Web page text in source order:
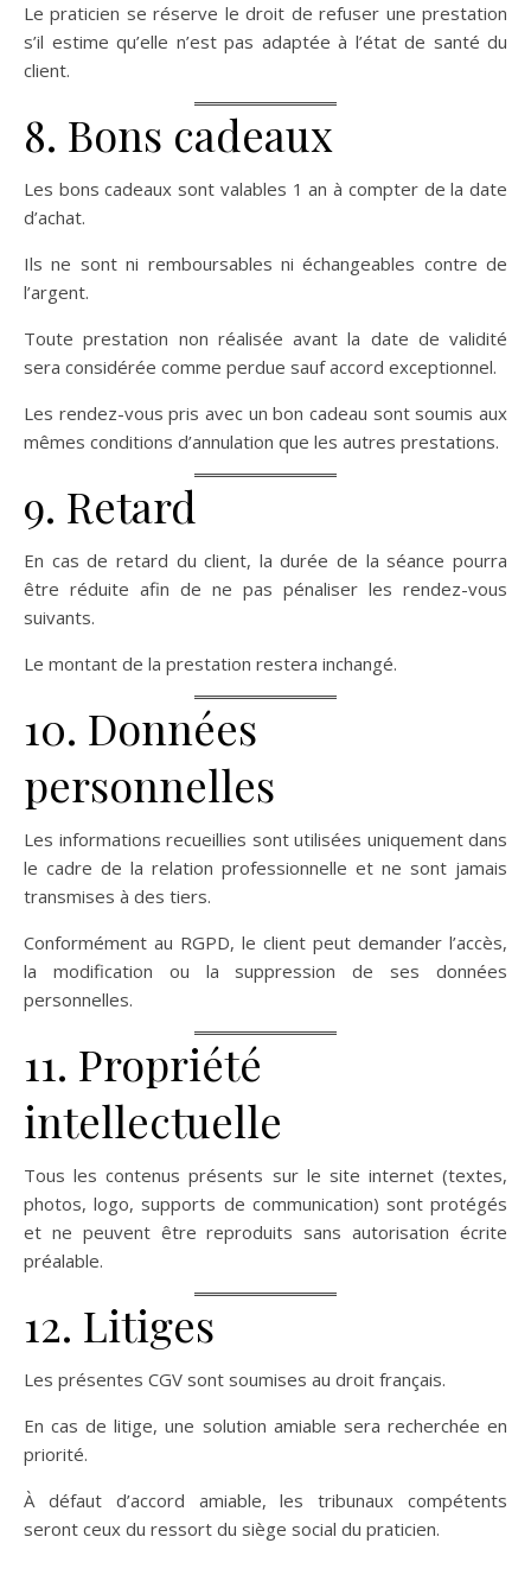
Le praticien se réserve le droit de refuser une prestation
s’il estime qu’elle n’est pas adaptée à l’état de santé du
client.
8. Bons cadeaux
Les bons cadeaux sont valables 1 an à compter de la date
d’achat.
Ils ne sont ni remboursables ni échangeables contre de
l’argent.
Toute prestation non réalisée avant la date de validité
sera considérée comme perdue sauf accord exceptionnel.
Les rendez-vous pris avec un bon cadeau sont soumis aux
mêmes conditions d’annulation que les autres prestations.
9. Retard
En cas de retard du client, la durée de la séance pourra
être réduite afin de ne pas pénaliser les rendez-vous
suivants.
Le montant de la prestation restera inchangé.
10. Données
personnelles
Les informations recueillies sont utilisées uniquement dans
le cadre de la relation professionnelle et ne sont jamais
transmises à des tiers.
Conformément au RGPD, le client peut demander l’accès,
la modification ou la suppression de ses données
personnelles.
11. Propriété
intellectuelle
Tous les contenus présents sur le site internet (textes,
photos, logo, supports de communication) sont protégés
et ne peuvent être reproduits sans autorisation écrite
préalable.
12. Litiges
Les présentes CGV sont soumises au droit français.
En cas de litige, une solution amiable sera recherchée en
priorité.
À défaut d’accord amiable, les tribunaux compétents
seront ceux du ressort du siège social du praticien.